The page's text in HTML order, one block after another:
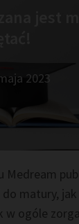
jest
2023
Medream
matury,
w ogóle